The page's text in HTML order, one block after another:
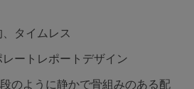
タイムレス
レートレポートデザイン
のように静かで骨組みのある配